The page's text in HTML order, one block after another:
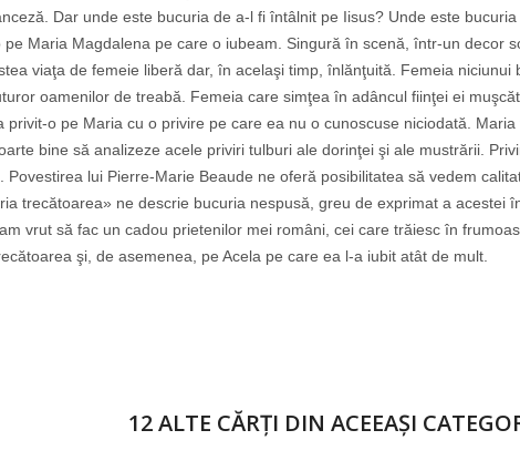
Dar unde este bucuria de a-l fi întâlnit pe Iisus? Unde este
Maria Magdalena pe care o iubeam. Singură în scenă, într-un decor
viaţa de femeie liberă dar, în acelaşi timp, înlănţuită. Femeia
oamenilor de treabă. Femeia care simţea în adâncul fiinţei ei
o pe Maria cu o privire pe care ea nu o cunoscuse niciodată.
bine să analizeze acele priviri tulburi ale dorinţei şi ale mustrării.
lui Pierre-Marie Beaude ne oferă posibilitatea să vedem
trecătoarea» ne descrie bucuria nespusă, greu de exprimat a acestei
vrut să fac un cadou prietenilor mei români, cei care trăiesc în
şi, de asemenea, pe Acela pe care ea l-a iubit atât de mult.
12 ALTE CĂRȚI DIN ACEEAȘI